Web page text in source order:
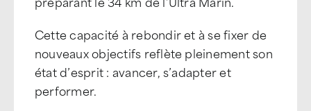
Cette capacité à rebondir et à se fixer de
nouveaux objectifs reflète pleinement son
état d’esprit : avancer, s’adapter et
performer.